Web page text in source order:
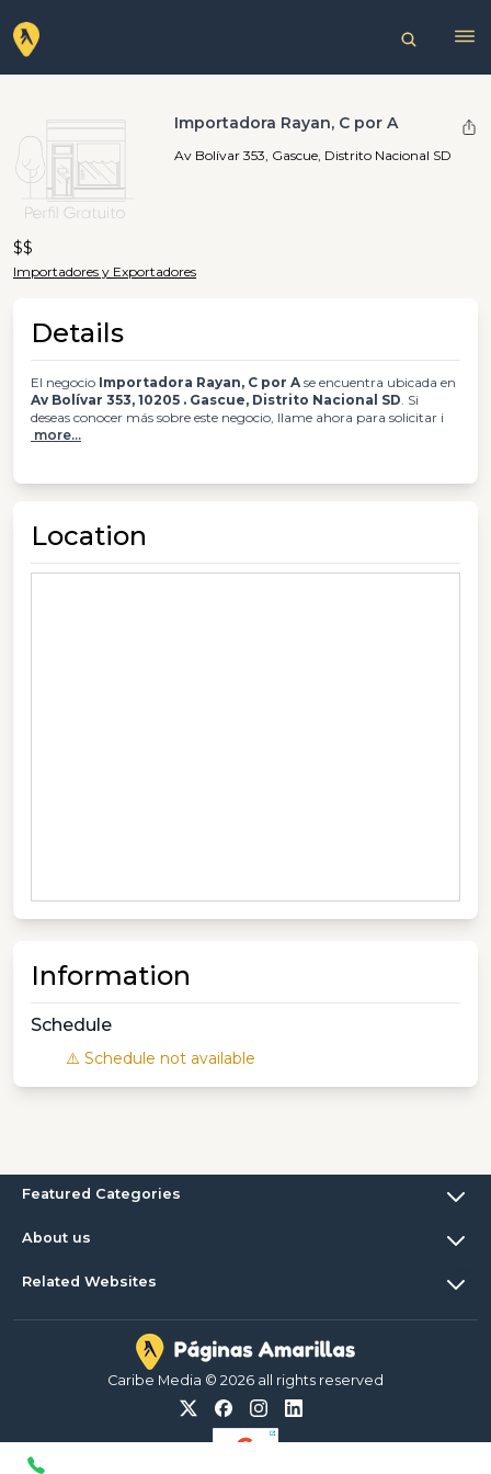
Importadora Rayan, C por A
Av Bolívar 353, Gascue, Distrito Nacional SD
$$
Importadores y Exportadores
Details
El negocio Importadora Rayan, C por A se encuentra ubicada en
Av Bolívar 353, 10205 . Gascue, Distrito Nacional SD. Si
deseas conocer más sobre este negocio, llame ahora para solicitar i
more...
Location
Information
Schedule
⚠️ Schedule not available
Featured Categories
About us
Related Websites
Caribe Media © 2026 all rights reserved